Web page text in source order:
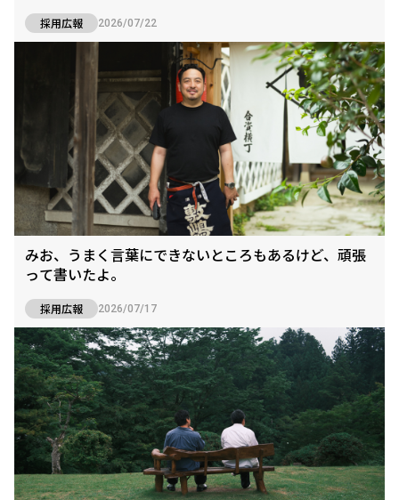
採用広報 2026/07/22
みお、うまく言葉にできないところもあるけど、頑張
って書いたよ。
採用広報 2026/07/17